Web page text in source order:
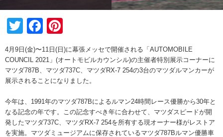
TwitterFacebook
4月9日(金)〜11日(日)に幕張メッセで開催される「AUTOMOBILE
COUNCIL 2021」(オートモビルカウンシル)の主催者特別展示コーナーに
マツダ787B、マツダ737C、マツダRX-7 254の3台のマツダルマンカーが
展示されることになりました。
今年は、1991年のマツダ787Bによるルマン24時間レース優勝から30年と
なる記念の年です。この記念すべき年に合わせて、マツダスピードが開
発したマツダ737C、マツダRX-7 254を所有する現オーナー様がレストア
を実施。マツダミュージアムに保存されているマツダ787Bルマン優勝車